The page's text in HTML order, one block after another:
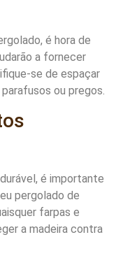
é hora de
a fornecer
se de espaçar
ou pregos.
é importante
pergolado de
farpas e
a madeira contra